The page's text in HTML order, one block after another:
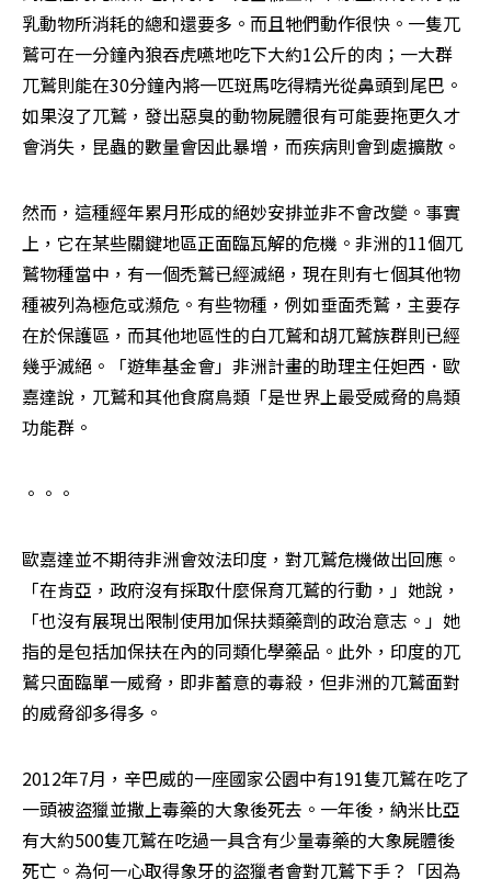
乳動物所消耗的總和還要多。而且牠們動作很快。一隻兀
鷲可在一分鐘內狼吞虎嚥地吃下大約1公斤的肉；一大群
兀鷲則能在30分鐘內將一匹斑馬吃得精光――從鼻頭到尾巴。
如果沒了兀鷲，發出惡臭的動物屍體很有可能要拖更久才
會消失，昆蟲的數量會因此暴增，而疾病則會到處擴散。
然而，這種經年累月形成的絕妙安排並非不會改變。事實
上，它在某些關鍵地區正面臨瓦解的危機。非洲的11個兀
鷲物種當中，有一個――禿鷲――已經滅絕，現在則有七個其他物
種被列為極危或瀕危。有些物種，例如垂面禿鷲，主要存
在於保護區，而其他地區性的白兀鷲和胡兀鷲族群則已經
幾乎滅絕。「遊隼基金會」非洲計畫的助理主任妲西．歐
嘉達說，兀鷲和其他食腐鳥類「是世界上最受威脅的鳥類
功能群。
。。。
歐嘉達並不期待非洲會效法印度，對兀鷲危機做出回應。
「在肯亞，政府沒有採取什麼保育兀鷲的行動，」她說，
「也沒有展現出限制使用加保扶類藥劑的政治意志。」她
指的是包括加保扶在內的同類化學藥品。此外，印度的兀
鷲只面臨單一威脅，即非蓄意的毒殺，但非洲的兀鷲面對
的威脅卻多得多。
2012年7月，辛巴威的一座國家公園中有191隻兀鷲在吃了
一頭被盜獵並撒上毒藥的大象後死去。一年後，納米比亞
有大約500隻兀鷲在吃過一具含有少量毒藥的大象屍體後
死亡。為何一心取得象牙的盜獵者會對兀鷲下手？「因為